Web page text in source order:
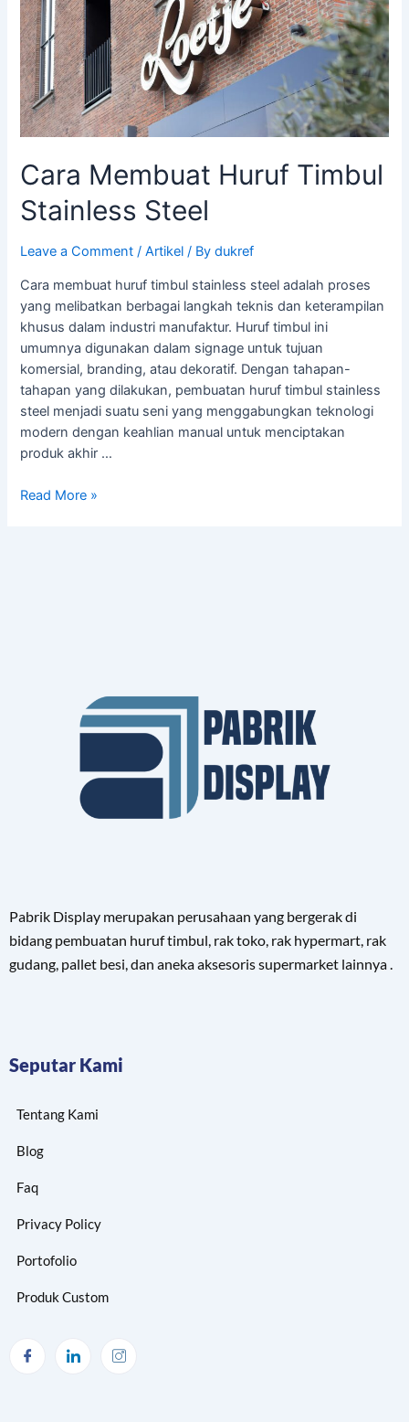
Cara Membuat Huruf Timbul
Stainless Steel
Leave a Comment /Artikel / Bydukref
Cara membuat huruf timbul stainless steel adalah proses
yang melibatkan berbagai langkah teknis dan keterampilan
khusus dalam industri manufaktur. Huruf timbul ini
umumnya digunakan dalam signage untuk tujuan
komersial, branding, atau dekoratif. Dengan tahapan-
tahapan yang dilakukan, pembuatan huruf timbul stainless
steel menjadi suatu seni yang menggabungkan teknologi
modern dengan keahlian manual untuk menciptakan
produk akhir …
Steel
Read More »
Pabrik Display merupakan perusahaan yang bergerak di
bidang pembuatan huruf timbul, rak toko, rak hypermart, rak
gudang, pallet besi, dan aneka aksesoris supermarket lainnya .
Seputar Kami
Tentang Kami
Blog
Faq
Privacy Policy
Portofolio
Produk Custom